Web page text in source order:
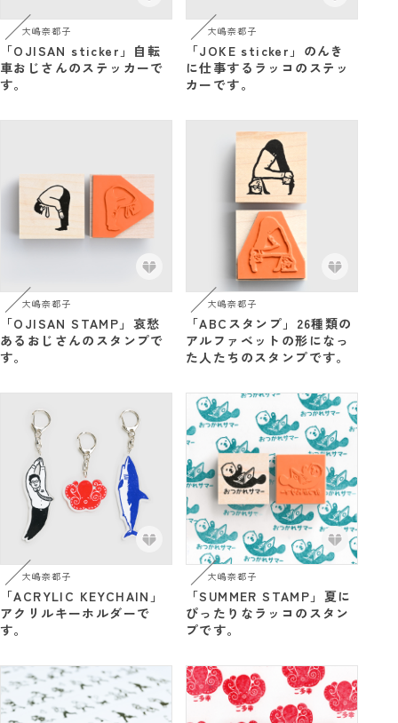
大嶋奈都子
「OJISAN sticker」自転
車おじさんのステッカーで
す。
大嶋奈都子
「JOKE sticker」のんき
に仕事するラッコのステッ
カーです。
大嶋奈都子
「OJISAN STAMP」哀愁
あるおじさんのスタンプで
す。
大嶋奈都子
「ABCスタンプ」26種類の
アルファベットの形になっ
た人たちのスタンプです。
大嶋奈都子
「ACRYLIC KEYCHAIN」
アクリルキーホルダーで
す。
大嶋奈都子
「SUMMER STAMP」夏に
ぴったりなラッコのスタン
プです。